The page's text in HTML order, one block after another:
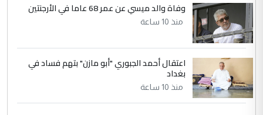
وفاة والد ميسي عن عمر 68 عاما في الأرجنتين
منذ 10 ساعة
اعتقال أحمد الجبوري "أبو مازن" بتهم فساد في
بغداد
منذ 10 ساعة